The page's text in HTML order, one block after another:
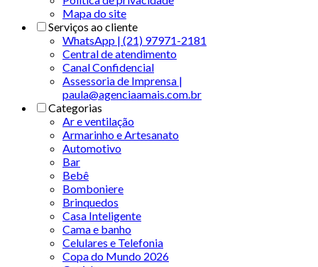
Mapa do site
Serviços ao cliente
WhatsApp | (21) 97971-2181
Central de atendimento
Canal Confidencial
Assessoria de Imprensa |
paula@agenciaamais.com.br
Categorias
Ar e ventilação
Armarinho e Artesanato
Automotivo
Bar
Bebê
Bomboniere
Brinquedos
Casa Inteligente
Cama e banho
Celulares e Telefonia
Copa do Mundo 2026